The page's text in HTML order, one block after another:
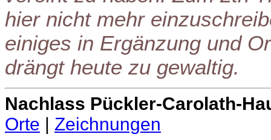
hier nicht mehr
einiges in Ergänzung und
drängt heute zu gewaltig.
Nachlass Pückler-Carolath-
Orte | Zeichnungen